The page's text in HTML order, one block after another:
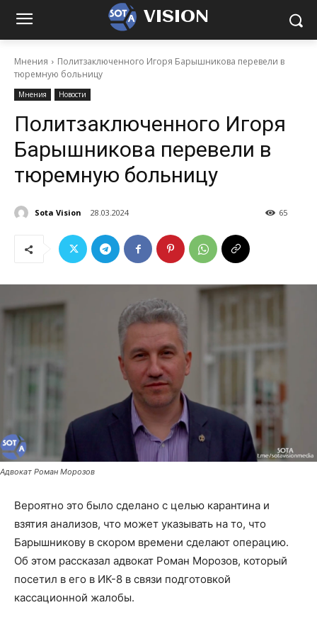
VISION
Мнения
Политзаключенного Игоря Барышникова перевели в
тюремную больницу
Мнения Новости
Политзаключенного Игоря
Барышникова перевели в
тюремную больницу
Sota Vision 28.03.2024 65
Адвокат Роман Морозов
Вероятно это было сделано с целью карантина и
взятия анализов, что может указывать на то, что
Барышникову в скором времени сделают операцию.
Об этом рассказал адвокат Роман Морозов, который
посетил в его в ИК-8 в связи подготовкой
кассационной жалобы.